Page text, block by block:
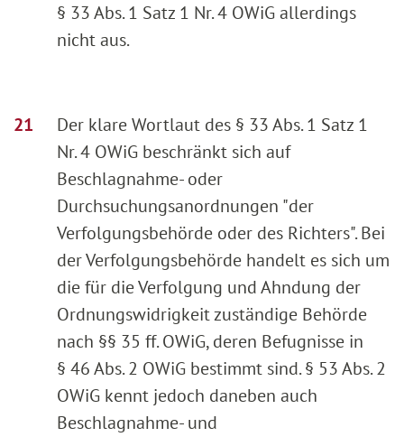
§ 33 Abs. 1 Satz 1 Nr. 4 OWiG allerdings
nicht aus.
Der klare Wortlaut des § 33 Abs. 1 Satz 1
Nr. 4 OWiG beschränkt sich auf
Beschlagnahme- oder
Durchsuchungsanordnungen "der
Verfolgungsbehörde oder des Richters". Bei
der Verfolgungsbehörde handelt es sich um
die für die Verfolgung und Ahndung der
Ordnungswidrigkeit zuständige Behörde
nach §§ 35 ff. OWiG, deren Befugnisse in
§ 46 Abs. 2 OWiG bestimmt sind. § 53 Abs. 2
OWiG kennt jedoch daneben auch
Beschlagnahme- und